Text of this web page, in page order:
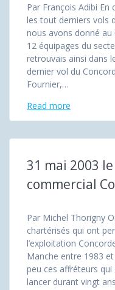
Par François Adibi
les tout derniers vols
nous avons donné au
12 équipages du
retrouvais ainsi dans
dernier vol du
Fournier,…
Read more
31 mai 2003
commercial
Par Michel Thorigny
chartérisés qui ont
l’exploitation
Manche entre 1983
peu ces affréteurs
lancer durant vingt